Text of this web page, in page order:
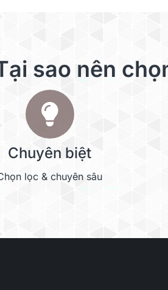
sao nên
Chuyên biệt
lọc & chuyên sâu